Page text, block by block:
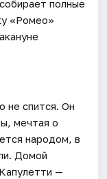
полные
«Ромео»
не спится. Он
мечтая о
народом, в
Домой
—